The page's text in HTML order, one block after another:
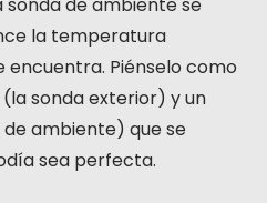
de ambiente se
la temperatura
encuentra. Piénselo como
sonda exterior) y un
ambiente) que se
sea perfecta.